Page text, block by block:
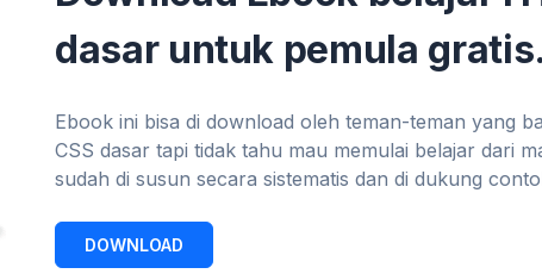
dasar untuk pemula gratis.
Ebook ini bisa di download oleh teman-teman yang
CSS dasar tapi tidak tahu mau memulai belajar dari
sudah di susun secara sistematis dan di dukung
DOWNLOAD